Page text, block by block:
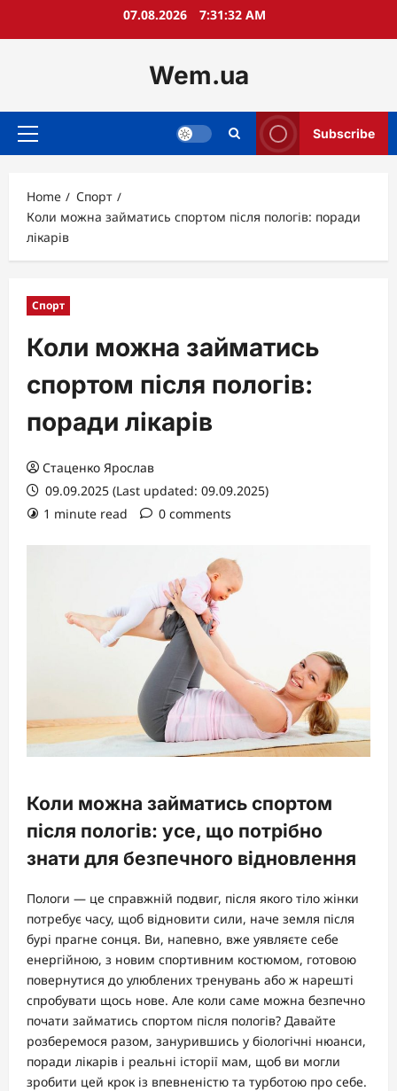
07.08.2026 7:31:33 AM
Wem.ua
Primary
Subscribe
Home
Спорт
Коли можна займатись спортом після пологів: поради
лікарів
Спорт
Коли можна займатись
спортом після пологів:
поради лікарів
Стаценко Ярослав
09.09.2025 (Last updated: 09.09.2025)
1 minute read
0 comments
Коли можна займатись спортом
після пологів: усе, що потрібно
знати для безпечного відновлення
Пологи — це справжній подвиг, після якого тіло жінки
потребує часу, щоб відновити сили, наче земля після
бурі прагне сонця. Ви, напевно, вже уявляєте себе
енергійною, з новим спортивним костюмом, готовою
повернутися до улюблених тренувань або ж нарешті
спробувати щось нове. Але коли саме можна безпечно
почати займатись спортом після пологів? Давайте
розберемося разом, занурившись у біологічні нюанси,
поради лікарів і реальні історії мам, щоб ви могли
зробити цей крок із впевненістю та турботою про себе.